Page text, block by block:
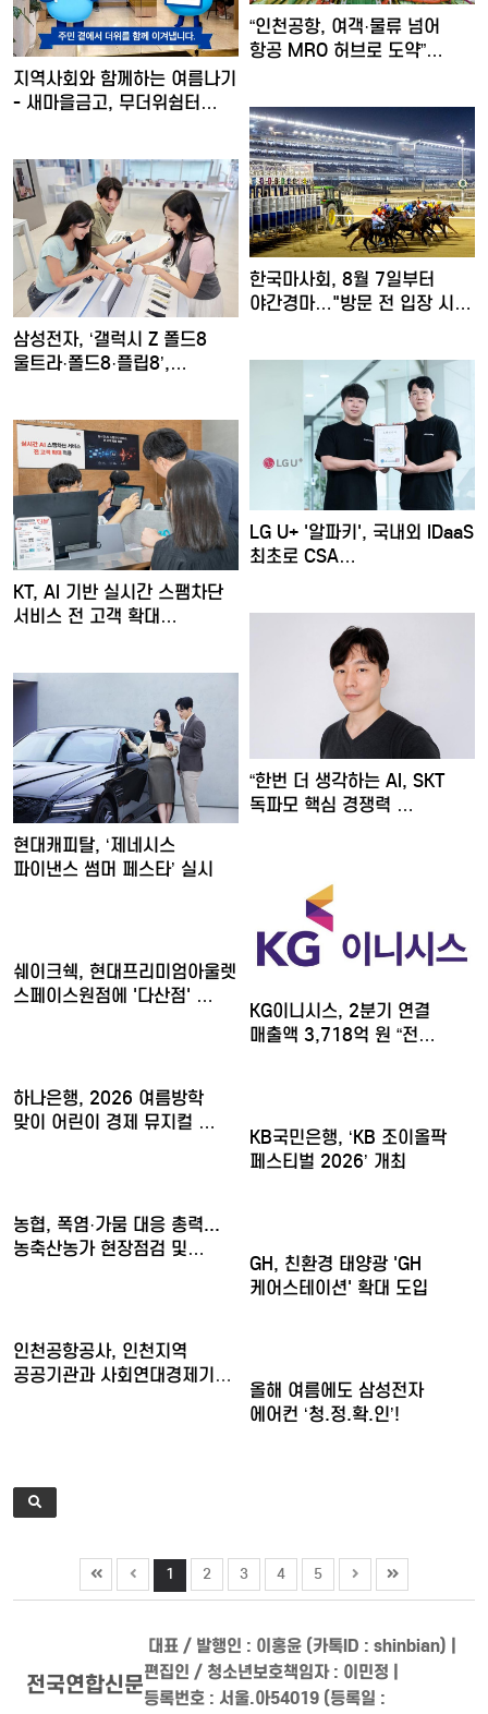
지역사회와 함께하는 여름나기
- 새마을금고, 무더위쉼터…
“인천공항, 여객·물류 넘어
항공 MRO 허브로 도약”…
한국마사회, 8월 7일부터
야간경마…"방문 전 입장 시…
삼성전자, ‘갤럭시 Z 폴드8
울트라·폴드8·플립8’,…
LG U+ '알파키', 국내외 IDaaS
최초로 CSA…
KT, AI 기반 실시간 스팸차단
서비스 전 고객 확대…
“한번 더 생각하는 AI, SKT
독파모 핵심 경쟁력 …
현대캐피탈, ‘제네시스
파이낸스 썸머 페스타’ 실시
KG이니시스, 2분기 연결
매출액 3,718억 원 “전…
쉐이크쉑, 현대프리미엄아울렛
스페이스원점에 '다산점' …
하나은행, 2026 여름방학
맞이 어린이 경제 뮤지컬 …
KB국민은행, ‘KB 조이올팍
페스티벌 2026’ 개최
농협, 폭염·가뭄 대응 총력...
농축산농가 현장점검 및…
GH, 친환경 태양광 'GH
케어스테이션' 확대 도입
인천공항공사, 인천지역
공공기관과 사회연대경제기업
올해 여름에도 삼성전자
에어컨 ‘청.정.확.인’!
1 2 3 4 5
전국연합신문
대표 / 발행인 : 이홍윤 (카톡ID : shinbian) |
편집인 / 청소년보호책임자 : 이민정 |
등록번호 : 서울.아54019 (등록일 :